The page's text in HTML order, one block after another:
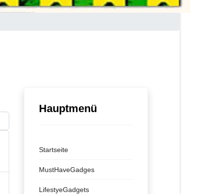
Hauptmenü
Startseite
MustHaveGadges
LifestyeGadgets